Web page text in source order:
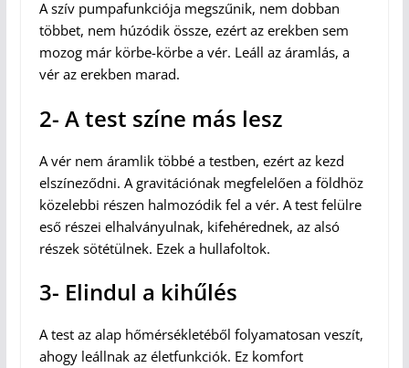
A szív pumpafunkciója megszűnik, nem dobban
többet, nem húzódik össze, ezért az erekben sem
mozog már körbe-körbe a vér. Leáll az áramlás, a
vér az erekben marad.
2- A test színe más lesz
A vér nem áramlik többé a testben, ezért az kezd
elszíneződni. A gravitációnak megfelelően a földhöz
közelebbi részen halmozódik fel a vér. A test felülre
eső részei elhalványulnak, kifehérednek, az alsó
részek sötétülnek. Ezek a hullafoltok.
3- Elindul a kihűlés
A test az alap hőmérsékletéből folyamatosan veszít,
ahogy leállnak az életfunkciók. Ez komfort